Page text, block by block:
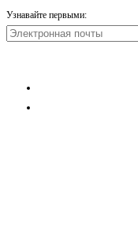
Узнавайте первыми: